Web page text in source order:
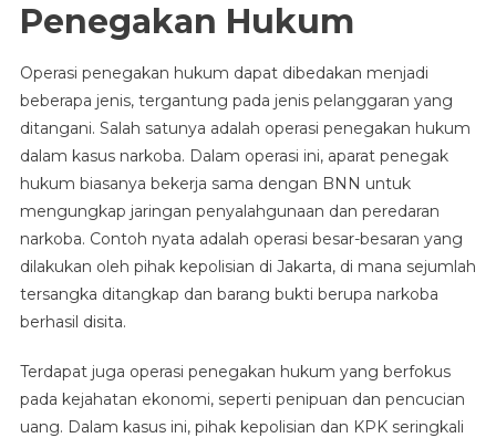
Penegakan Hukum
Operasi penegakan hukum dapat dibedakan menjadi
beberapa jenis, tergantung pada jenis pelanggaran yang
ditangani. Salah satunya adalah operasi penegakan hukum
dalam kasus narkoba. Dalam operasi ini, aparat penegak
hukum biasanya bekerja sama dengan BNN untuk
mengungkap jaringan penyalahgunaan dan peredaran
narkoba. Contoh nyata adalah operasi besar-besaran yang
dilakukan oleh pihak kepolisian di Jakarta, di mana sejumlah
tersangka ditangkap dan barang bukti berupa narkoba
berhasil disita.
Terdapat juga operasi penegakan hukum yang berfokus
pada kejahatan ekonomi, seperti penipuan dan pencucian
uang. Dalam kasus ini, pihak kepolisian dan KPK seringkali